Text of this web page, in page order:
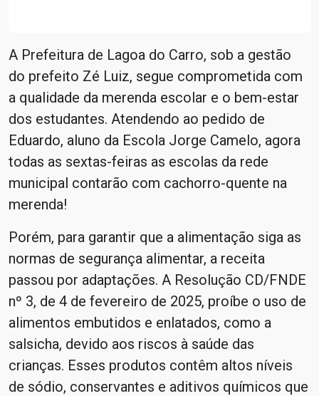
A Prefeitura de Lagoa do Carro, sob a gestão
do prefeito Zé Luiz, segue comprometida com
a qualidade da merenda escolar e o bem-estar
dos estudantes. Atendendo ao pedido de
Eduardo, aluno da Escola Jorge Camelo, agora
todas as sextas-feiras as escolas da rede
municipal contarão com cachorro-quente na
merenda!
Porém, para garantir que a alimentação siga as
normas de segurança alimentar, a receita
passou por adaptações. A Resolução CD/FNDE
nº 3, de 4 de fevereiro de 2025, proíbe o uso de
alimentos embutidos e enlatados, como a
salsicha, devido aos riscos à saúde das
crianças. Esses produtos contêm altos níveis
de sódio, conservantes e aditivos químicos que